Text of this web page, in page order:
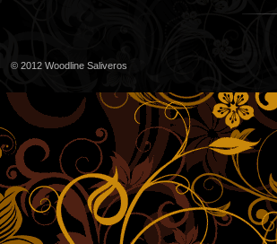
© 2012 Woodline Saliveros